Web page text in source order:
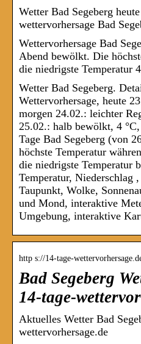
Wetter Bad Segeberg
wettervorhersage Bad
Wettervorhersage Bad
Abend bewölkt. Die
die niedrigste Temperatur
Wetter Bad Segeberg.
Wettervorhersage, heute
morgen 24.02.: leichter
25.02.: halb bewölkt, 4
Tage Bad Segeberg (von
höchste Temperatur
die niedrigste Temperatur
Temperatur, Niederschlag
Taupunkt, Wolke,
und Mond, interaktive
Umgebung, interaktive
http s://14-tage-
Bad Segeberg
14-tage-
Aktuelles Wetter Bad
wettervorhersage.de